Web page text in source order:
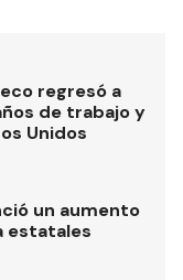
regresó a
de trabajo y
Unidos
un aumento
estatales